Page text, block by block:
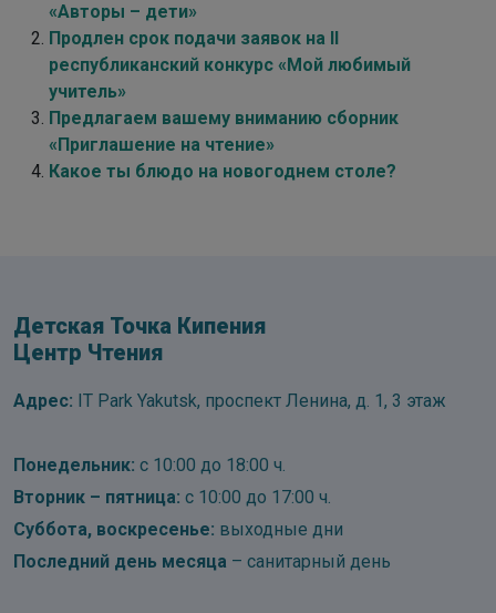
«Авторы – дети»
Продлен срок подачи заявок на II
республиканский конкурс «Мой любимый
учитель»
Предлагаем вашему вниманию сборник
«Приглашение на чтение»
Какое ты блюдо на новогоднем столе?
Детская Точка Кипения
Центр Чтения
Адрес: IT Park Yakutsk, проспект Ленина, д. 1, 3 этаж
Понедельник: с 10:00 до 18:00 ч.
Вторник – пятница: с 10:00 до 17:00 ч.
Суббота, воскресенье: выходные дни
Последний день месяца – санитарный день